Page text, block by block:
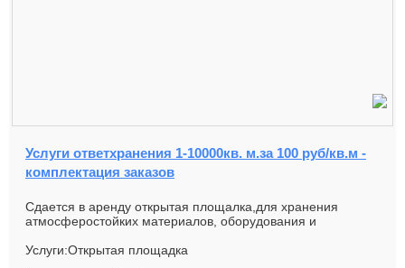
Услуги ответхранения 1-10000кв. м.за 100 руб/кв.м -
комплектация заказов
Сдается в аренду открытая площалка,для хранения
атмосферостойких материалов, оборудования и
Услуги:Открытая площадка